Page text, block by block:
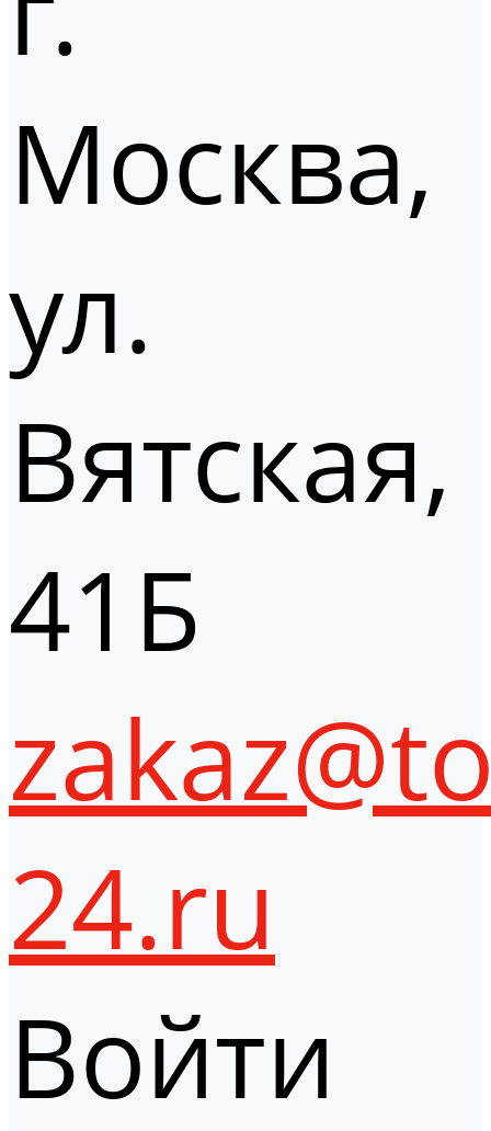
Москва,
ул.
Вятская,
41Б
24.ru
Войти